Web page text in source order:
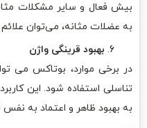
بیش فعال و سایر مشکلات
به عضلات مثانه، می‌توان
بهبود قرینگی واژن
در برخی موارد، بوتاکس می
تناسلی استفاده شود. این
به بهبود ظاهر و اعتماد به